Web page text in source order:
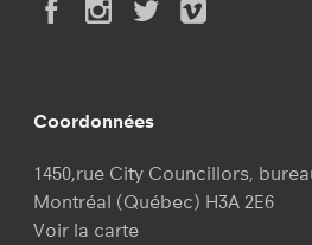
Coordonnées
1450,rue City Councillors,
Montréal (Québec) H3A 2E6
Voir la carte